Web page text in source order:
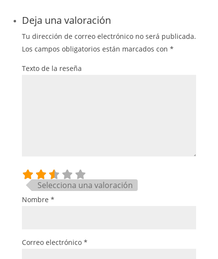
Deja una valoración
Tu dirección de correo electrónico no será publicada.
Los campos obligatorios están marcados con *
Texto de la reseña
Selecciona una valoración
Nombre *
Correo electrónico *